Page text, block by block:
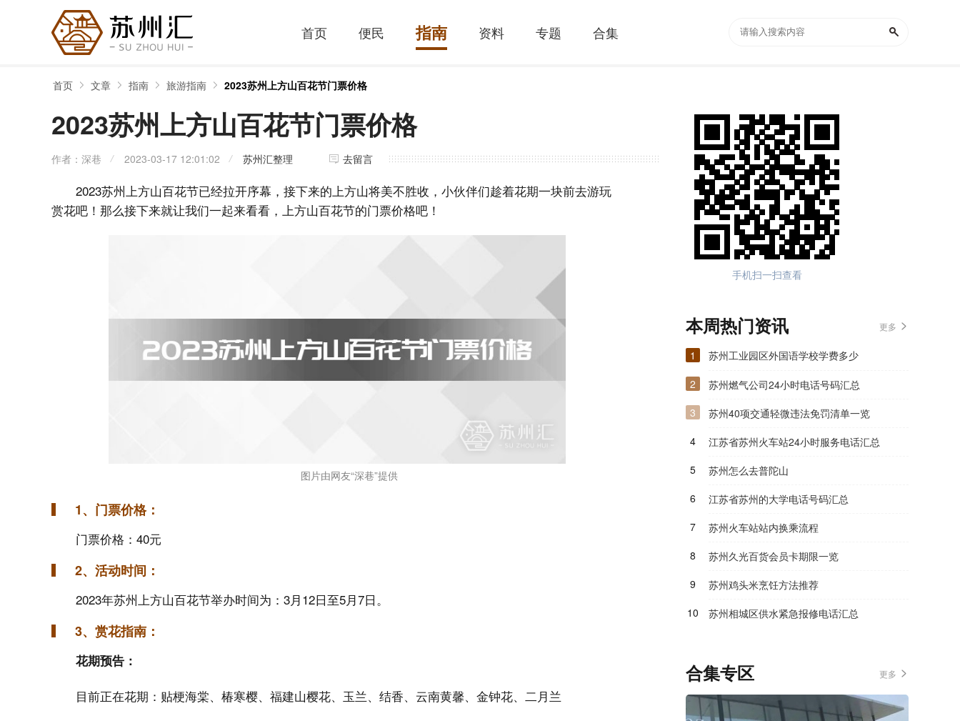
首页 便民 指南 资料 专题 合集
首页 文章 指南 旅游指南 2023苏州上方山百花节门票价格
2023苏州上方山百花节门票价格
作者：深巷 2023-03-17 12:01:02 苏州汇整理 去留言
2023苏州上方山百花节已经拉开序幕，接下来的上方山将美不胜收，小伙伴们趁着花期一块前去游玩
赏花吧！那么接下来就让我们一起来看看，上方山百花节的门票价格吧！
图片由网友“深巷”提供
1、门票价格：
门票价格：40元
2、活动时间：
2023年苏州上方山百花节举办时间为：3月12日至5月7日。
3、赏花指南：
花期预告：
目前正在花期：贴梗海棠、椿寒樱、福建山樱花、玉兰、结香、云南黄馨、金钟花、二月兰
手机扫一扫查看
本周热门资讯 更多
1
苏州工业园区外国语学校学费多少
2
苏州燃气公司24小时电话号码汇总
3
苏州40项交通轻微违法免罚清单一览
4
江苏省苏州火车站24小时服务电话汇总
5
苏州怎么去普陀山
6
江苏省苏州的大学电话号码汇总
7
苏州火车站站内换乘流程
8
苏州久光百货会员卡期限一览
9
苏州鸡头米烹饪方法推荐
10
苏州相城区供水紧急报修电话汇总
合集专区 更多